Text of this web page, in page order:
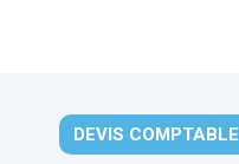
DEVIS COMPTABLE